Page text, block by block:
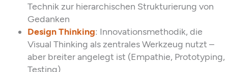
Technik zur hierarchischen Strukturierung von
Gedanken
Design Thinking: Innovationsmethodik, die
Visual Thinking als zentrales Werkzeug nutzt –
aber breiter angelegt ist (Empathie, Prototyping,
Testing)